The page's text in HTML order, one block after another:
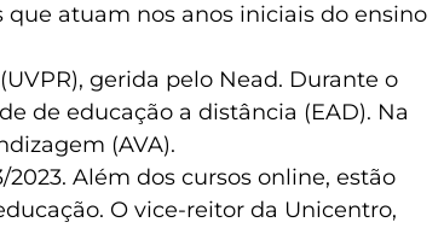
atuam nos anos iniciais do ensino
gerida pelo Nead. Durante o
de educação a distância (EAD). Na
(AVA).
Além dos cursos online, estão
O vice-reitor da Unicentro,